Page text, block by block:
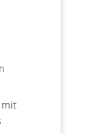
mit